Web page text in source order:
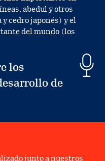
abedul y otros
cedro japonés) y el
del mundo (los
los
de
junto a nuestros